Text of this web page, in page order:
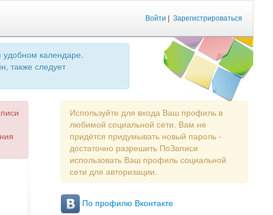
Войти | Зарегистрироваться
удобном календаре.
также следует
Используйте для входа Ваш профиль в
любимой социальной сети. Вам не
придётся придумывать новый пароль -
достаточно разрешить ПоЗаписи
использовать Ваш профиль социальной
сети для авторизации.
По профилю Вконтакте